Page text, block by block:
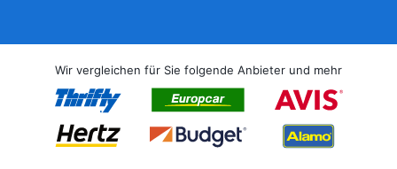
Wir vergleichen für Sie folgende Anbieter und mehr